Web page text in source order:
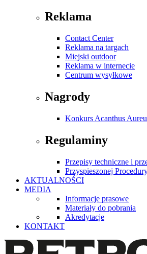
Reklama
Contact Center
Reklama na targach
Miejski outdoor
Reklama w internecie
Centrum wysyłkowe
Nagrody
Konkurs Acanthus
Regulaminy
Przepisy techniczne i
Przyspieszonej
AKTUALNOŚCI
MEDIA
Informacje prasowe
Materiały do pobrania
Akredytacje
KONTAKT